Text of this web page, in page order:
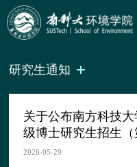
研究生通知
关于公布南方科技
级博士研究生招生
2026-05-29